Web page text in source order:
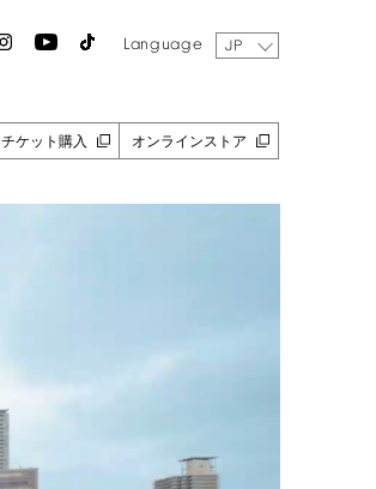
Language JP
チケット購入 オンラインストア